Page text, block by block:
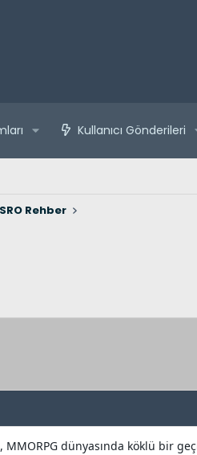
Kullanıcı Gönderileri
SRO Rehber
MMORPG dünyasında köklü bir